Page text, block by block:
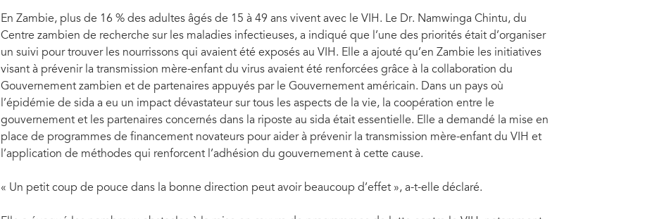
En Zambie, plus de 16 % des adultes âgés de 15 à 49 ans vivent avec le VIH. Le Dr. Namwinga Chintu, du
Centre zambien de recherche sur les maladies infectieuses, a indiqué que l’une des priorités était d’organiser
un suivi pour trouver les nourrissons qui avaient été exposés au VIH. Elle a ajouté qu’en Zambie les initiatives
visant à prévenir la transmission mère-enfant du virus avaient été renforcées grâce à la collaboration du
Gouvernement zambien et de partenaires appuyés par le Gouvernement américain. Dans un pays où
l’épidémie de sida a eu un impact dévastateur sur tous les aspects de la vie, la coopération entre le
gouvernement et les partenaires concernés dans la riposte au sida était essentielle. Elle a demandé la mise en
place de programmes de financement novateurs pour aider à prévenir la transmission mère-enfant du VIH et
l’application de méthodes qui renforcent l’adhésion du gouvernement à cette cause.
« Un petit coup de pouce dans la bonne direction peut avoir beaucoup d’effet », a-t-elle déclaré.